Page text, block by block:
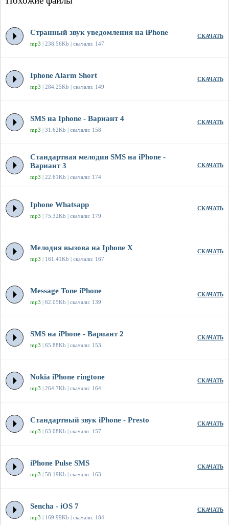
Странный звук уведомления на iPhone
mp3 | 238.56Kb | скачали: 147
СКАЧАТЬ
Iphone Alarm Short
mp3 | 284.25Kb | скачали: 149
СКАЧАТЬ
SMS на Iphone - Вариант 4
mp3 | 31.62Kb | скачали: 158
СКАЧАТЬ
Стандартная мелодия SMS на iPhone -
Вариант 3
mp3 | 22.61Kb | скачали: 174
СКАЧАТЬ
Iphone Whatsapp
mp3 | 75.32Kb | скачали: 179
СКАЧАТЬ
Мелодия вызова на Iphone X
mp3 | 161.41Kb | скачали: 167
СКАЧАТЬ
Message Tone iPhone
mp3 | 62.05Kb | скачали: 139
СКАЧАТЬ
SMS на iPhone - Вариант 2
mp3 | 65.88Kb | скачали: 153
СКАЧАТЬ
Nokia iPhone ringtone
mp3 | 264.7Kb | скачали: 164
СКАЧАТЬ
Стандартный звук iPhone - Presto
mp3 | 63.08Kb | скачали: 157
СКАЧАТЬ
iPhone Pulse SMS
mp3 | 58.19Kb | скачали: 163
СКАЧАТЬ
Sencha - iOS 7
mp3 | 169.99Kb | скачали: 184
СКАЧАТЬ